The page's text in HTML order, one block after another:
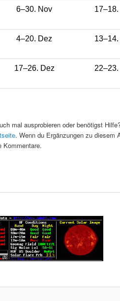
6–30. Nov
4–20. Dez
17–26. Dez
mal ausprobieren oder benötigst
. Wenn du Ergänzungen zu diesem
Kommentare.